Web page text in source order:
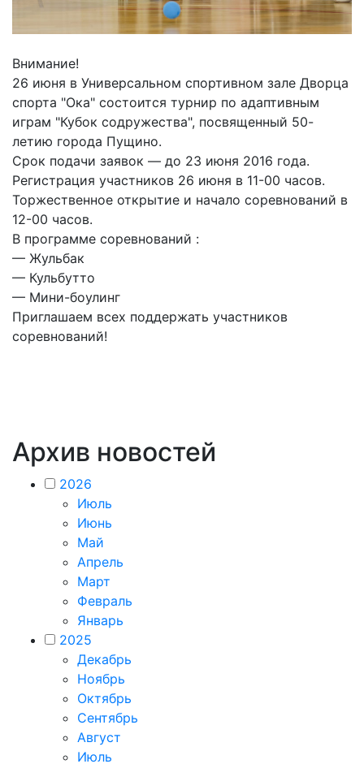
Внимание!
26 июня в Универсальном спортивном зале Дворца
спорта "Ока" состоится турнир по адаптивным
играм "Кубок содружества", посвященный 50-
летию города Пущино.
Срок подачи заявок — до 23 июня 2016 года.
Регистрация участников 26 июня в 11-00 часов.
Торжественное открытие и начало соревнований в
12-00 часов.
В программе соревнований :
— Жульбак
— Кульбутто
— Мини-боулинг
Приглашаем всех поддержать участников
соревнований!
Архив новостей
2026
Июль
Июнь
Май
Апрель
Март
Февраль
Январь
2025
Декабрь
Ноябрь
Октябрь
Сентябрь
Август
Июль